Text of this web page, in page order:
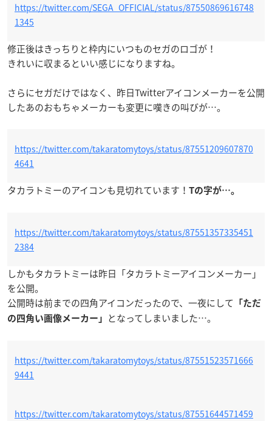
https://twitter.com/SEGA_OFFICIAL/status/87550869616748
1345
修正後はきっちりと枠内にいつものセガのロゴが！
きれいに収まるといい感じになりますね。
さらにセガだけではなく、昨日Twitterアイコンメーカーを公開
したあのおもちゃメーカーも変更に嘆きの叫びが…。
https://twitter.com/takaratomytoys/status/87551209607870
4641
タカラトミーのアイコンも見切れています！ Tの字が…。
https://twitter.com/takaratomytoys/status/87551357335451
2384
しかもタカラトミーは昨日「タカラトミーアイコンメーカー」
を公開。
公開時は前までの四角アイコンだったので、一夜にして 「ただ
の四角い画像メーカー」
となってしまいました…。
https://twitter.com/takaratomytoys/status/87551523571666
9441
https://twitter.com/takaratomytoys/status/87551644571459